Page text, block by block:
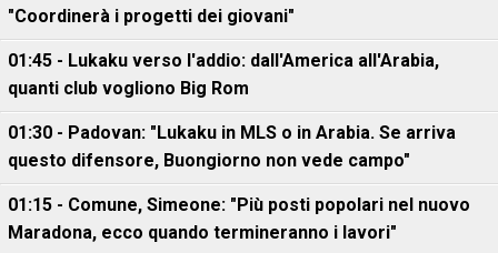
"Coordinerà i progetti dei giovani"
01:45 - Lukaku verso l'addio: dall'America all'Arabia,
quanti club vogliono Big Rom
01:30 - Padovan: "Lukaku in MLS o in Arabia. Se arriva
questo difensore, Buongiorno non vede campo"
01:15 - Comune, Simeone: "Più posti popolari nel nuovo
Maradona, ecco quando termineranno i lavori"